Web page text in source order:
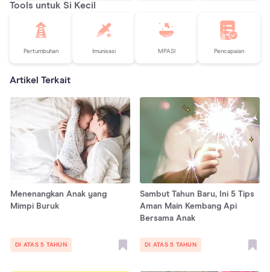
Tools untuk Si Kecil
Pertumbuhan Imunisasi MPASI Pencapaian
Artikel Terkait
Menenangkan Anak yang
Mimpi Buruk
DI ATAS 5 TAHUN
Sambut Tahun Baru, Ini 5 Tips
Aman Main Kembang Api
Bersama Anak
DI ATAS 5 TAHUN